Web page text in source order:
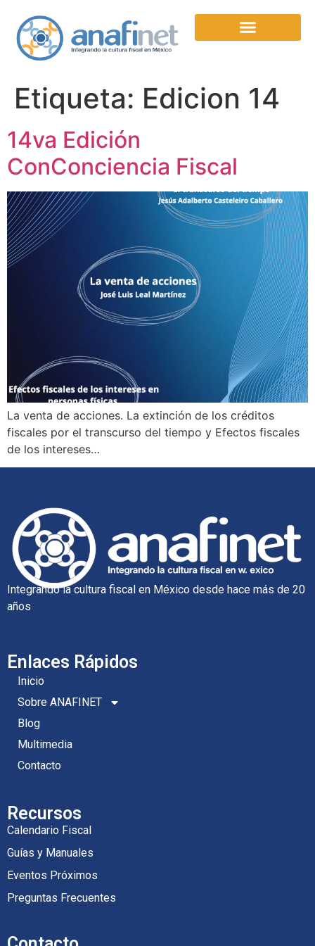
Etiqueta: Edicion 14
14va Edición
ConConciencia Fiscal
La venta de acciones. La extinción de los créditos
fiscales por el transcurso del tiempo y Efectos fiscales
de los intereses…
Integrando la cultura fiscal en México desde hace más de 20
años
Enlaces Rápidos
Inicio
Sobre ANAFINET
Blog
Multimedia
Contacto
Recursos
Calendario Fiscal
Guías y Manuales
Eventos Próximos
Preguntas Frecuentes